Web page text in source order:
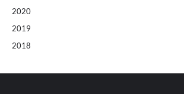
2020
2019
2018